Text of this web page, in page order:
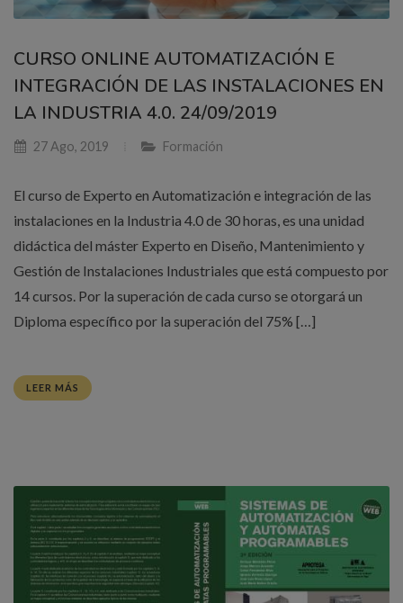
CURSO ONLINE AUTOMATIZACIÓN E
INTEGRACIÓN DE LAS INSTALACIONES EN
LA INDUSTRIA 4.0. 24/09/2019
27 Ago, 2019 Formación
El curso de Experto en Automatización e integración de las
instalaciones en la Industria 4.0 de 30 horas, es una unidad
didáctica del máster Experto en Diseño, Mantenimiento y
Gestión de Instalaciones Industriales que está compuesto por
14 cursos. Por la superación de cada curso se otorgará un
Diploma específico por la superación del 75% […]
LEER MÁS